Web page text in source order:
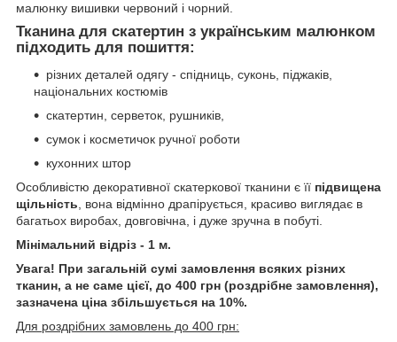
малюнку вишивки червоний і чорний.
Тканина для скатертин з українським малюнком
підходить для пошиття:
різних деталей одягу - спідниць, суконь, піджаків,
національних костюмів
скатертин, серветок, рушників,
сумок і косметичок ручної роботи
кухонних штор
Особливістю декоративної скатеркової тканини є її підвищена
щільність, вона відмінно драпірується, красиво виглядає в
багатьох виробах, довговічна, і дуже зручна в побуті.
Мінімальний відріз - 1 м.
Увага! При загальній сумі замовлення всяких різних
тканин, а не саме цієї, до 400 грн (роздрібне замовлення),
зазначена ціна збільшується на 10%.
Для роздрібних замовлень до 400 грн: